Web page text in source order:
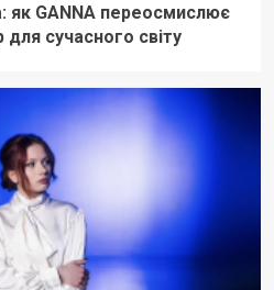
як GANNA переосмислює
сучасного світу